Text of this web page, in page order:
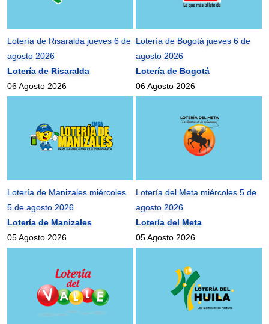
Lotería de Risaralda jueves 6 de
agosto 2026
Lotería de Risaralda
06 Agosto 2026
Lotería de Bogotá jueves 6 de
agosto 2026
Lotería de Bogotá
06 Agosto 2026
Lotería de Manizales miércoles
5 de agosto 2026
Lotería de Manizales
05 Agosto 2026
Lotería del Meta miércoles 5 de
agosto 2026
Lotería del Meta
05 Agosto 2026